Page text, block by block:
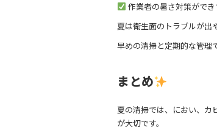
作業者の暑さ対策がで
夏は衛生面のトラブルが出
早めの清掃と定期的な管理
まとめ
夏の清掃では、におい、カ
が大切です。